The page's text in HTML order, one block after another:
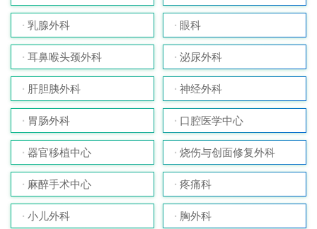
乳腺外科 眼科
耳鼻喉头颈外科 泌尿外科
肝胆胰外科 神经外科
胃肠外科 口腔医学中心
器官移植中心 烧伤与创面修复外科
麻醉手术中心 疼痛科
小儿外科 胸外科